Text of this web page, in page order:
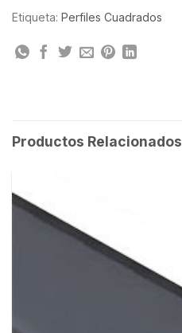
Etiqueta: Perfiles Cuadrados
Productos Relacionados